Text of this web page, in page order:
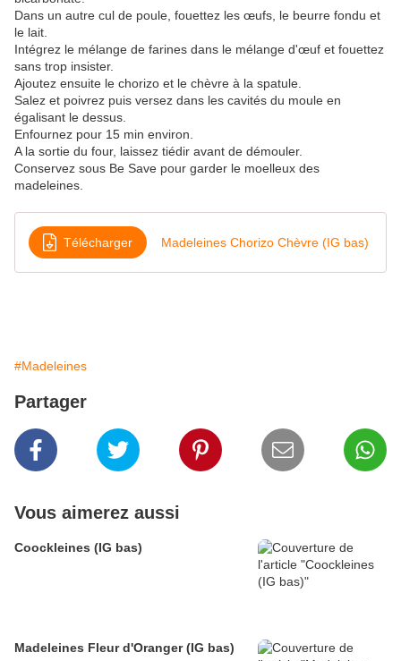
Dans un autre cul de poule, fouettez les œufs, le beurre fondu et
le lait.
Intégrez le mélange de farines dans le mélange d'œuf et fouettez
sans trop insister.
Ajoutez ensuite le chorizo et le chèvre à la spatule.
Salez et poivrez puis versez dans les cavités du moule en
égalisant le dessus.
Enfournez pour 15 min environ.
A la sortie du four, laissez tiédir avant de démouler.
Conservez sous Be Save pour garder le moelleux des
madeleines.
Télécharger Madeleines Chorizo Chèvre (IG bas)
#Madeleines
Partager
Vous aimerez aussi
Coockleines (IG bas)
Madeleines Fleur d'Oranger (IG bas)